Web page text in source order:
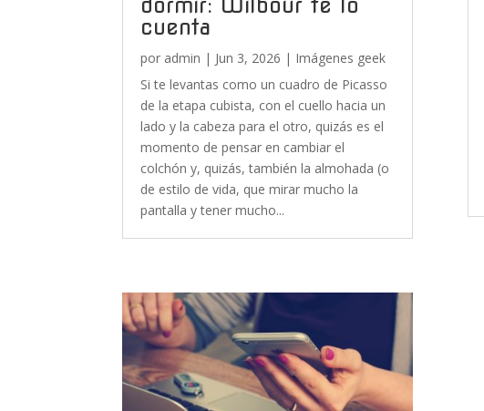
cuenta
por admin | Jun 3, 2026 | Imágenes geek
Si te levantas como un cuadro de Picasso
de la etapa cubista, con el cuello hacia un
lado y la cabeza para el otro, quizás es el
momento de pensar en cambiar el
colchón y, quizás, también la almohada (o
de estilo de vida, que mirar mucho la
pantalla y tener mucho...